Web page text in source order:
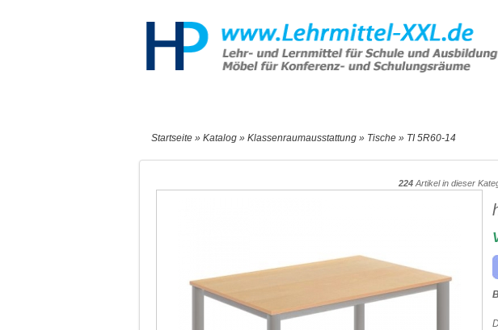
Startseite » Katalog » Klassenraumausstattung » Tische » TI 5R60-14
224Artikel in dieser